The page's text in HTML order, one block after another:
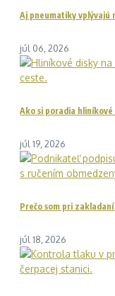
Aj pneumatiky vplývajú
júl 06, 2026
Ako si poradia hliníkové
júl 19, 2026
Prečo som pri
júl 18, 2026